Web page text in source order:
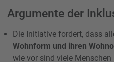
Argumente der
Die Initiative fordert, dass
Wohnform und ihren
wie vor sind viele